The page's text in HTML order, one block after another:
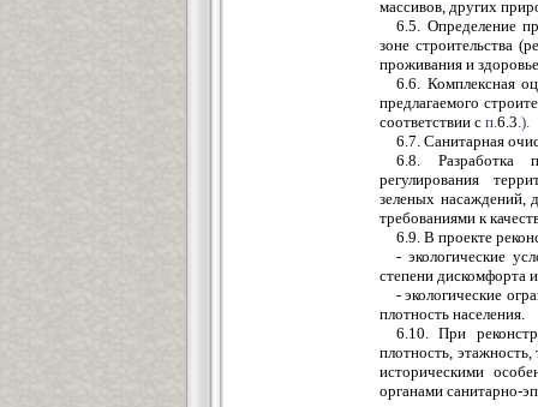
массивов, других
6.5. Определение
зоне строительства
проживания и
6.6. Комплексная
предлагаемого
соответствии с п. 6.3 .).
6.7. Санитарная
6.8.
регулирования
зеленых насаждений,
требованиями к
6.9. В проекте
- экологические
степени дискомфорта
- экологические
плотность населения.
6.10. При
плотность,
историческими
органами санитарно-